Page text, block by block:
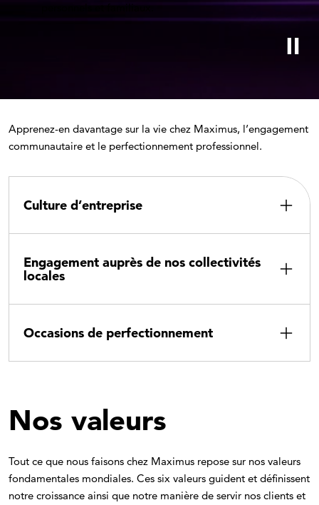
personnels et familiaux.
Apprenez-en davantage sur la vie chez Maximus, l’engagement
communautaire et le perfectionnement professionnel.
Culture d’entreprise
Engagement auprès de nos collectivités
locales
Occasions de perfectionnement
Nos valeurs
Tout ce que nous faisons chez Maximus repose sur nos valeurs
fondamentales mondiales. Ces six valeurs guident et définissent
notre croissance ainsi que notre manière de servir nos clients et